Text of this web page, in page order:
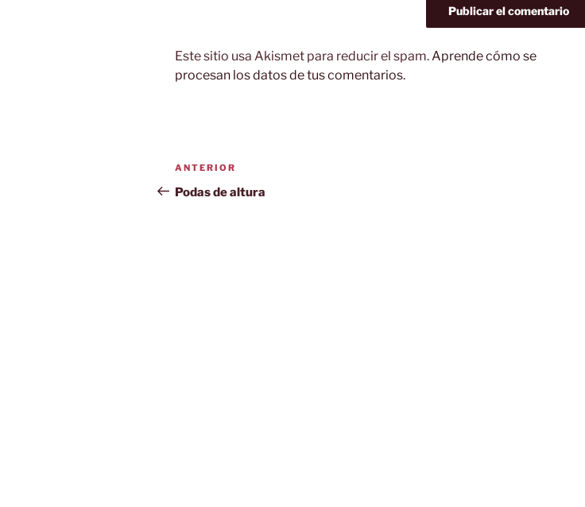
Este sitio usa Akismet para reducir el spam. Aprende cómo se
procesan los datos de tus comentarios.
Navegación
de
Entrada
anterior:
ANTERIOR
Podas de altura